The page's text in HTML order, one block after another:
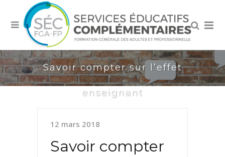
Savoir compter sur l’effet
enseignant
12 mars 2018
Savoir compter